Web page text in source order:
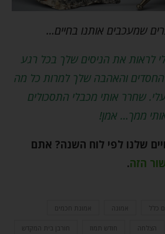
שמעכבים אותנו בחיים…
לראות את הניסים שלך בכל רגע
החסדים והאהבה שלך למרות כל מה
שחרר אותי מכבלי התסכולים
ממך… אמן!
שלנו לפי לוח השנה? אתם
הזה.
כלל אמונה אמונת חכמים
הצלחה חודש תמוז חורבן בית המקדש